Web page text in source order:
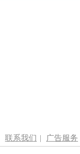
联系我们 | 广告服务